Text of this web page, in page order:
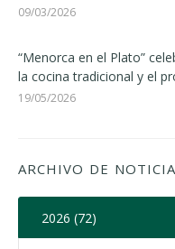
09/03/2026
“Menorca en el Plato”
la cocina tradicional y el
19/05/2026
ARCHIVO DE
2026 (72)